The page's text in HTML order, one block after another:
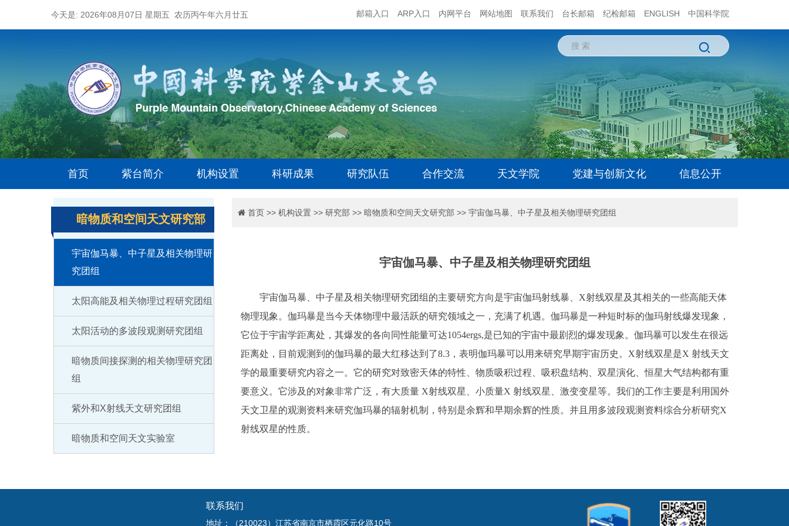
今天是: 2026年08月07日 星期五 农历丙午年六月廿五 邮箱入口 ARP入口 内网平台 网站地图 联系我们 台长邮箱 纪检邮箱 ENGLISH 中国科学院
首页 紫台简介 机构设置 科研成果 研究队伍 合作交流 天文学院 党建与创新文化 信息公开
暗物质和空间天文研究部
宇宙伽马暴、中子星及相关物理研
究团组
太阳高能及相关物理过程研究团组
太阳活动的多波段观测研究团组
暗物质间接探测的相关物理研究团
组
紫外和X射线天文研究团组
暗物质和空间天文实验室
首页>> 机构设置 >> 研究部 >> 暗物质和空间天文研究部 >> 宇宙伽马暴、中子星及相关物理研究团组
宇宙伽马暴、中子星及相关物理研究团组
宇宙伽马暴、中子星及相关物理研究团组的主要研究方向是宇宙伽玛射线暴、X射线双星及其相关的一些高能天体
物理现象。伽玛暴是当今天体物理中最活跃的研究领域之一，充满了机遇。伽玛暴是一种短时标的伽玛射线爆发现象，
它位于宇宙学距离处，其爆发的各向同性能量可达1054ergs,是已知的宇宙中最剧烈的爆发现象。伽玛暴可以发生在很远
距离处，目前观测到的伽玛暴的最大红移达到了8.3，表明伽玛暴可以用来研究早期宇宙历史。X射线双星是X 射线天文
学的最重要研究内容之一。它的研究对致密天体的特性、物质吸积过程、吸积盘结构、双星演化、恒星大气结构都有重
要意义。它涉及的对象非常广泛，有大质量 X射线双星、小质量X 射线双星、激变变星等。我们的工作主要是利用国外
天文卫星的观测资料来研究伽玛暴的辐射机制，特别是余辉和早期余辉的性质。并且用多波段观测资料综合分析研究X
射线双星的性质。
联系我们
地址：（210023）江苏省南京市栖霞区元化路10号